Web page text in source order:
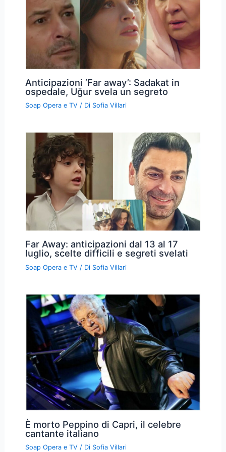
Anticipazioni ‘Far away’: Sadakat in
ospedale, Uğur svela un segreto
Soap Opera e TV / Di Sofia Villari
Far Away: anticipazioni dal 13 al 17
luglio, scelte difficili e segreti svelati
Soap Opera e TV / Di Sofia Villari
È morto Peppino di Capri, il celebre
cantante italiano
Soap Opera e TV / Di Sofia Villari